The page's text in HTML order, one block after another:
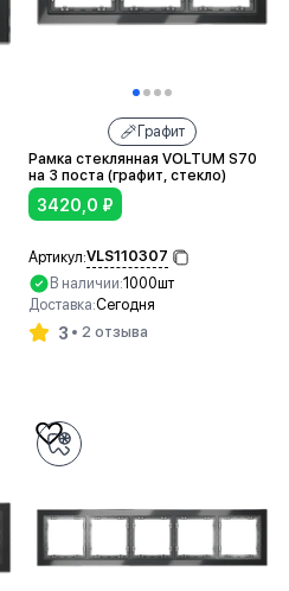
Графит
Рамка стеклянная VOLTUM S70
на 3 поста (графит, стекло)
3420,0 ₽
Артикул:VLS110307
В наличии:1000шт
Доставка:Сегодня
3 2 отзыва